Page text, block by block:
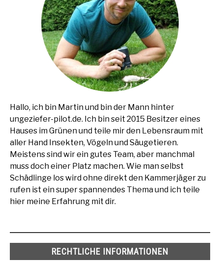
Hallo, ich bin Martin und bin der Mann hinter
ungeziefer-pilot.de. Ich bin seit 2015 Besitzer eines
Hauses im Grünen und teile mir den Lebensraum mit
aller Hand Insekten, Vögeln und Säugetieren.
Meistens sind wir ein gutes Team, aber manchmal
muss doch einer Platz machen. Wie man selbst
Schädlinge los wird ohne direkt den Kammerjäger zu
rufen ist ein super spannendes Thema und ich teile
hier meine Erfahrung mit dir.
RECHTLICHE INFORMATIONEN